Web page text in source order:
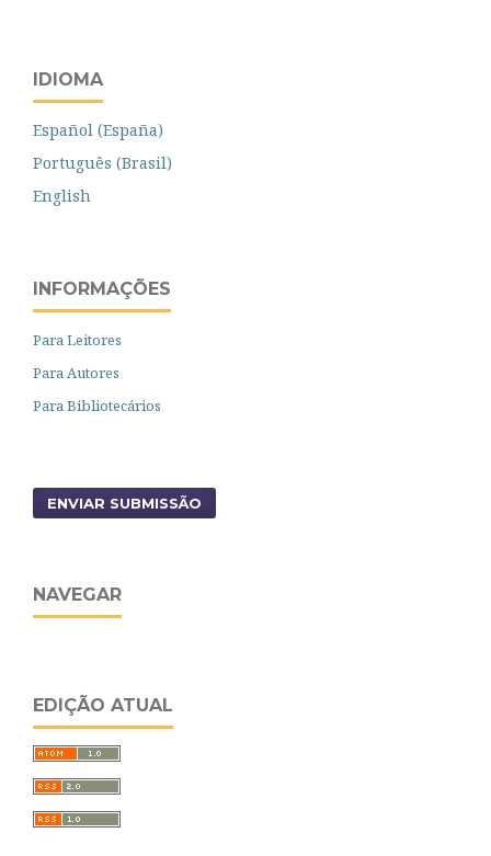
IDIOMA
Español (España)
Português (Brasil)
English
INFORMAÇÕES
Para Leitores
Para Autores
Para Bibliotecários
ENVIAR SUBMISSÃO
NAVEGAR
EDIÇÃO ATUAL